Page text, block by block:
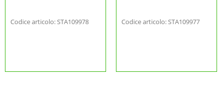
Codice articolo: STA109978 Codice articolo: STA109977